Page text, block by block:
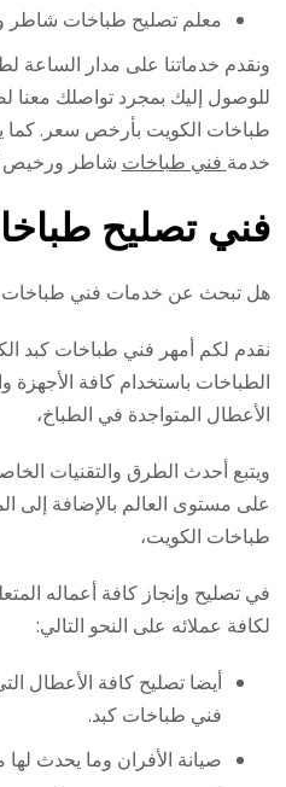
معلم تصليح طباخات شاطر
ونقدم خدماتنا على مدار الساعة
للوصول إليك بمجرد تواصلك معنا
طباخات الكويت بأرخص سعر. كما
خدمة فني طباخات شاطر ورخيص
فني تصليح
هل تبحث عن خدمات فني طباخات
نقدم لكم أمهر فني طباخات كبد
الطباخات باستخدام كافة الأجهزة
الأعطال المتواجدة في الطباخ،
ويتبع أحدث الطرق والتقنيات
على مستوى العالم بالإضافة إلى
طباخات الكويت،
في تصليح وإنجاز كافة أعماله
لكافة عملائه على النحو التالي:
أيضا تصليح كافة الأعطال
فني طباخات كبد.
صيانة الأفران وما يحدث